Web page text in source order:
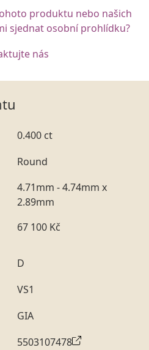
produktu nebo našich
sjednat osobní prohlídku?
nás
0.400 ct
Round
4.71mm - 4.74mm x
2.89mm
67 100 Kč
D
VS1
GIA
5503107478